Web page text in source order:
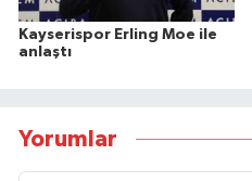
Kayserispor Erling Moe ile
anlaştı
Yorumlar